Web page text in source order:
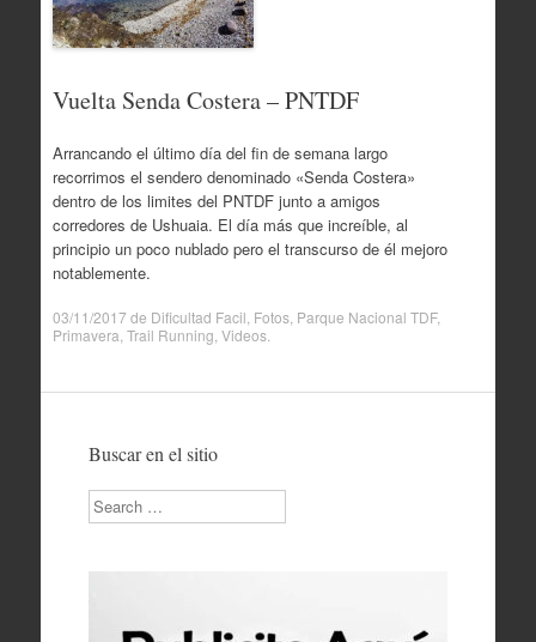
Vuelta Senda Costera – PNTDF
Arrancando el último día del fin de semana largo
recorrimos el sendero denominado «Senda Costera»
dentro de los limites del PNTDF junto a amigos
corredores de Ushuaia. El día más que increíble, al
principio un poco nublado pero el transcurso de él mejoro
notablemente.
03/11/2017 de Dificultad Facil Fotos, Parque Nacional TDF,
Primavera Trail Running Videos.
Buscar en el sitio
Search